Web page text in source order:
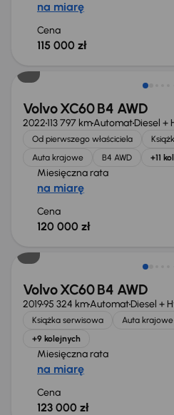
na miarę
Cena
115 000 zł
Możliwość odliczenia VAT
Volvo XC60 B4 AWD
2022113 797 kmAutomatDiesel +
Od pierwszego właściciela
Auta krajowe
B4 AWD +11
Miesięczna rata
na miarę
Cena
120 000 zł
Volvo XC60 B4 AWD
201995 324 kmAutomatDiesel +
Książka serwisowa Auta krajowe
+9 kolejnych
Miesięczna rata
na miarę
Cena
123 000 zł